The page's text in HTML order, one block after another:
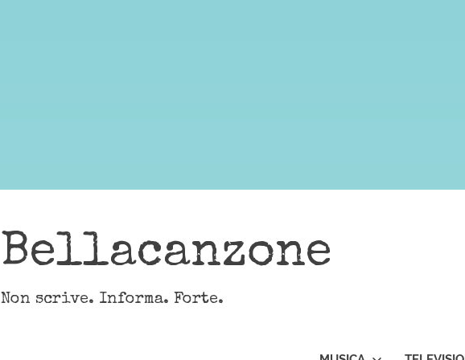
Bellacanzone
Non scrive. Informa. Forte.